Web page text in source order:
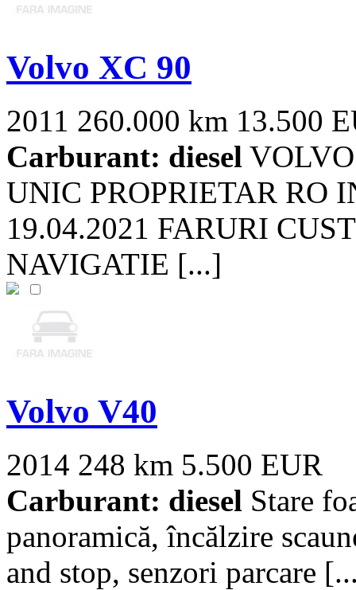
Volvo XC 90
2011 260.000 km 13.500
Carburant: diesel
UNIC PROPRIETAR RO
19.04.2021 FARURI
NAVIGATIE [...]
Volvo V40
2014 248 km 5.500 EUR
Carburant: diesel Stare
panoramică, încălzire
and stop, senzori parcare